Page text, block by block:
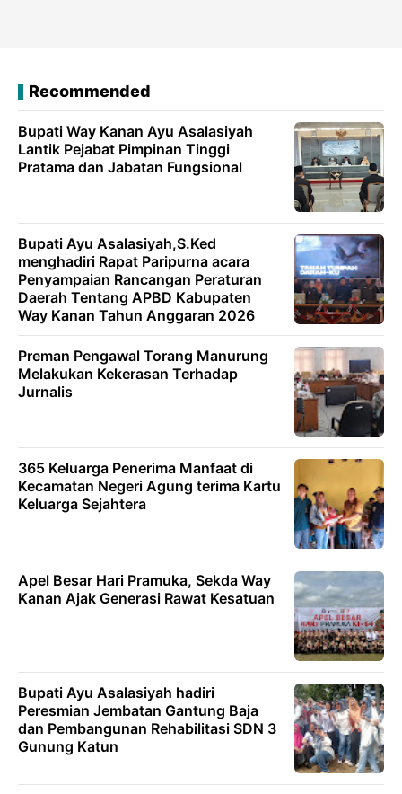
Recommended
Bupati Way Kanan Ayu Asalasiyah
Lantik Pejabat Pimpinan Tinggi
Pratama dan Jabatan Fungsional
Bupati Ayu Asalasiyah,S.Ked
menghadiri Rapat Paripurna acara
Penyampaian Rancangan Peraturan
Daerah Tentang APBD Kabupaten
Way Kanan Tahun Anggaran 2026
Preman Pengawal Torang Manurung
Melakukan Kekerasan Terhadap
Jurnalis
365 Keluarga Penerima Manfaat di
Kecamatan Negeri Agung terima Kartu
Keluarga Sejahtera
Apel Besar Hari Pramuka, Sekda Way
Kanan Ajak Generasi Rawat Kesatuan
Bupati Ayu Asalasiyah hadiri
Peresmian Jembatan Gantung Baja
dan Pembangunan Rehabilitasi SDN 3
Gunung Katun